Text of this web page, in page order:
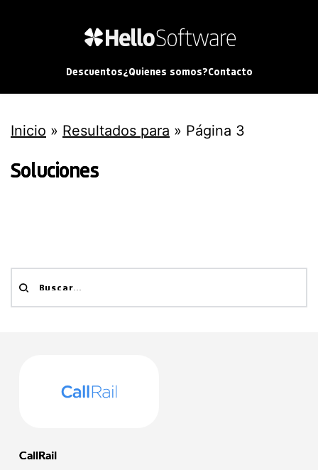
Descuentos¿Quienes somos?Contacto
Inicio » Resultados para » Página 3
Soluciones
Buscar...
CallRail